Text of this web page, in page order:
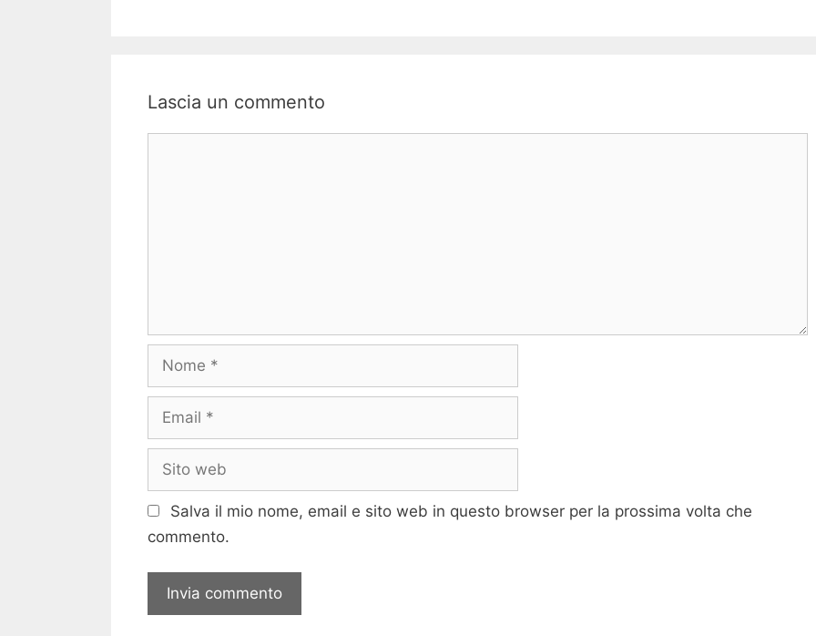
Lascia un commento
Nome
Email
Sito
web
Salva il mio nome, email e sito web in questo browser per la prossima volta che
commento.